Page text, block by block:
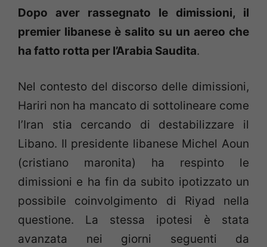
Dopo aver rassegnato le dimissioni, il
premier libanese è salito su un aereo che
ha fatto rotta per l’Arabia Saudita.
Nel contesto del discorso delle dimissioni,
Hariri non ha mancato di sottolineare come
l’Iran stia cercando di destabilizzare il
Libano. Il presidente libanese Michel Aoun
(cristiano maronita) ha respinto le
dimissioni e ha fin da subito ipotizzato un
possibile coinvolgimento di Riyad nella
questione. La stessa ipotesi è stata
avanzata nei giorni seguenti da